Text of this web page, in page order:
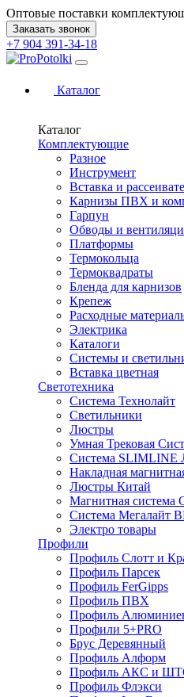
Оптовые поставки
Заказать звонок
+7 904 391-34-18
Каталог
Каталог
Комплектующие
Разное
Инструмент
Вставка и
Карнизы ПВХ и
Гарпун
Обводы и
Платформы
Термокольца
Термоквадраты
Бленда для карнизов
Крепеж
Расходные
Электрика
Каталоги
Системы и
Вставка цветная
Светотехника
Система Технолайт
Светильники
Люстры
Умная Трековая
Система SLIMLINE
Накладная
Люстры Китай
Магнитная система
Система
Электро товары
Профили
Профиль Слотт и
Профиль Парсек
Профиль FerGipps
Профиль ПВХ
Профиль
Профили 5+PRO
Брус Деревянный
Профиль Алформ
Профиль АКС и
Профиль Флэкси